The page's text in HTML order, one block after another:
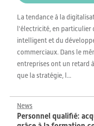
La tendance à la
l'électricité, en particulier
intelligent et du
commerciaux. Dans le
entreprises ont un retard
que la stratégie, l...
News
Personnel qualifié: